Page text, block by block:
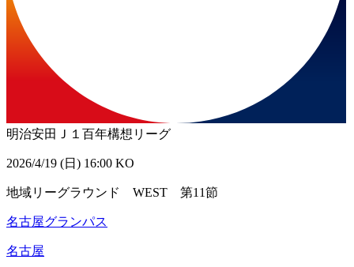
明治安田Ｊ１百年構想リーグ
2026/4/19 (日) 16:00 KO
地域リーグラウンド WEST 第11節
名古屋グランパス
名古屋